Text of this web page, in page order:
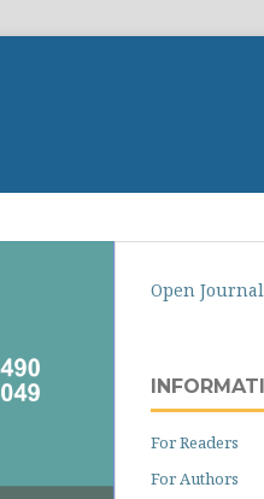
Open
For Readers
For Authors